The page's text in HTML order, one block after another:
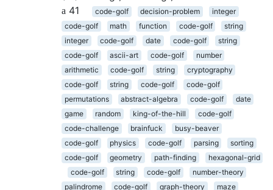
41
code-golf decision-problem
integer
code-golf
math function code-golf
string
integer
code-golf date code-golf
string
code-golf
ascii-art code-golf
number
arithmetic
code-golf string
cryptography
code-golf
string code-golf
code-golf
permutations
abstract-algebra code-golf
date
game
random king-of-the-hill
code-golf
code-challenge
brainfuck
busy-beaver
code-golf
physics code-golf parsing
sorting
code-golf
geometry path-finding
hexagonal-grid
code-golf
string code-golf
number-theory
palindrome
code-golf graph-theory
maze